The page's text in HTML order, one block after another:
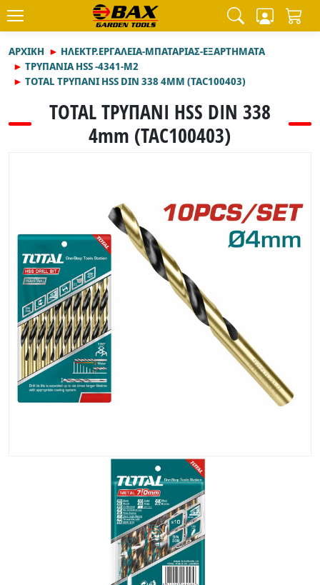
ΑΡΧΙΚΉ
ΗΛΕΚΤΡ.ΕΡΓΑΛΕΙΑ-ΜΠΑΤΑΡΙΑΣ-ΕΞΑΡΤΗΜΑΤΑ
ΤΡΥΠΑΝΙΑ HSS -4341-M2
TOTAL ΤΡΥΠΑΝΙ HSS DIN 338 4MM (TAC100403)
TOTAL ΤΡΥΠΑΝΙ HSS DIN 338
4mm (TAC100403)